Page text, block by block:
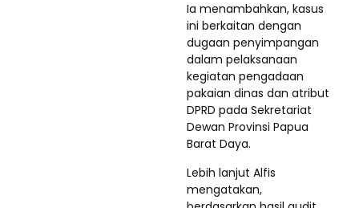
Ia menambahkan, kasus
ini berkaitan dengan
dugaan penyimpangan
dalam pelaksanaan
kegiatan pengadaan
pakaian dinas dan atribut
DPRD pada Sekretariat
Dewan Provinsi Papua
Barat Daya.
Lebih lanjut Alfis
mengatakan,